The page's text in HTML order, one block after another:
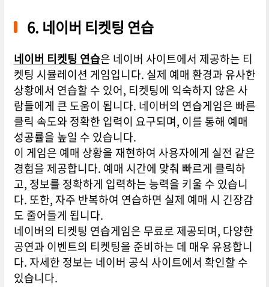
6. 네이버 티켓팅 연습
네이버 티켓팅 연습은 네이버 사이트에서 제공하는 티
켓팅 시뮬레이션 게임입니다. 실제 예매 환경과 유사한
상황에서 연습할 수 있어, 티켓팅에 익숙하지 않은 사
람들에게 큰 도움이 됩니다. 네이버의 연습게임은 빠른
클릭 속도와 정확한 입력이 요구되며, 이를 통해 예매
성공률을 높일 수 있습니다.
이 게임은 예매 상황을 재현하여 사용자에게 실전 같은
경험을 제공합니다. 예매 시간에 맞춰 빠르게 클릭하
고, 정보를 정확하게 입력하는 능력을 키울 수 있습니
다. 또한, 자주 반복하여 연습하면 실제 예매 시 긴장감
도 줄어들게 됩니다.
네이버의 티켓팅 연습게임은 무료로 제공되며, 다양한
공연과 이벤트의 티켓팅을 준비하는 데 매우 유용합니
다. 자세한 정보는 네이버 공식 사이트에서 확인할 수
있습니다.